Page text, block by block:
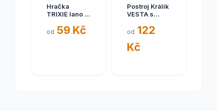
Hračka
TRIXIE lano s
cm 1ks
od 59 Kč
Postroj Králík
VESTA s
1,20m TR
od 122
Kč